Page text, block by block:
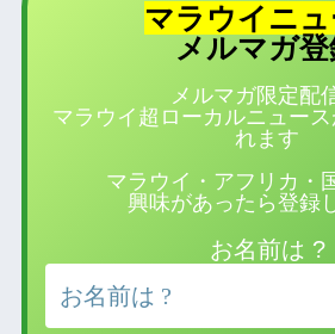
マラウイニュ
メルマガ
メルマガ限定配
マラウイ超ローカルニュー
れます
マラウイ・アフリカ・
興味があったら登録
お名前は ?